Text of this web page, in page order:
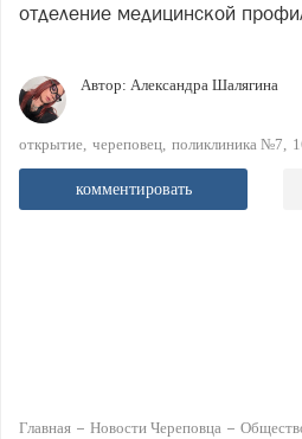
отделение медицинской
Автор: Александра Шалягина
открытие череповец поликлиника №7
комментировать
Главная Новости Череповца